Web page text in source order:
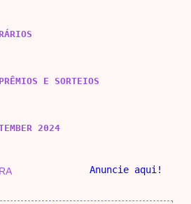
E SORTEIOS
2024
Anuncie aqui!